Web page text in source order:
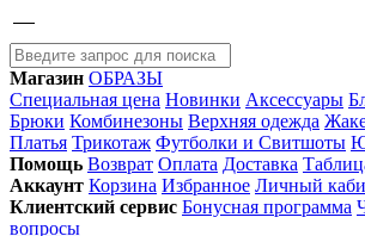
Магазин ОБРАЗЫ
Специальная цена Новинки Аксессуары
Брюки Комбинезоны Верхняя одежда
Платья Трикотаж Футболки и Свитшоты
Помощь Возврат Оплата Доставка
Аккаунт Корзина Избранное Личный
Клиентский сервис Бонусная программа
вопросы